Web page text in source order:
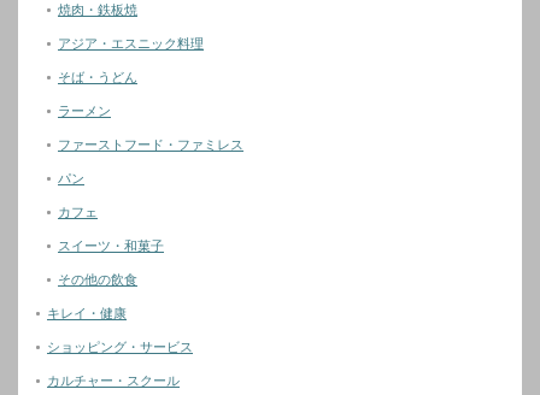
焼肉・鉄板焼
アジア・エスニック料理
そば・うどん
ラーメン
ファーストフード・ファミレス
パン
カフェ
スイーツ・和菓子
その他の飲食
キレイ・健康
ショッピング・サービス
カルチャー・スクール